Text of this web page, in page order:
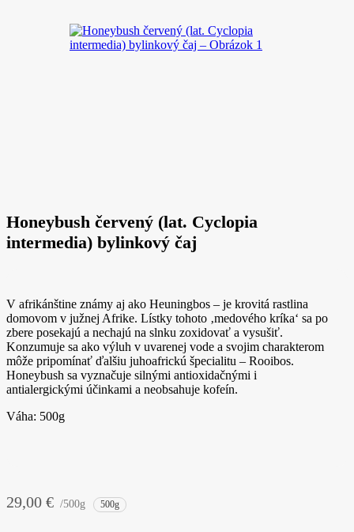
Honeybush červený (lat. Cyclopia
intermedia) bylinkový čaj
V afrikánštine známy aj ako Heuningbos – je krovitá rastlina
domovom v južnej Afrike. Lístky tohoto ‚medového kríka‘ sa po
zbere posekajú a nechajú na slnku zoxidovať a vysušiť.
Konzumuje sa ako výluh v uvarenej vode a svojim charakterom
môže pripomínať ďalšiu juhoafrickú špecialitu – Rooibos.
Honeybush sa vyznačuje silnými antioxidačnými i
antialergickými účinkami a neobsahuje kofeín.
Váha: 500g
29,00 € /500g 500g